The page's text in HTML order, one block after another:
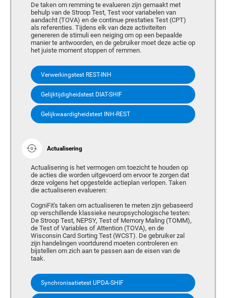
De taken om remming te evalueren zijn gemaakt met
behulp van de Stroop Test, Test voor variabelen van
aandacht (TOVA) en de continue prestaties Test (CPT)
als referenties. Tijdens elk van deze activiteiten
genereren de stimuli een neiging om op een bepaalde
manier te antwoorden, en de gebruiker moet deze actie op
het juiste moment stoppen of remmen.
Verwerkingstest REST-INH
Gelijktijdigheidstest DIAT-SHIF
Gelijkwaardigheidstest INH-REST
Actualisering
Actualisering is het vermogen om toezicht te houden op
de acties die worden uitgevoerd om ervoor te zorgen dat
deze volgens het opgestelde actieplan verlopen. Taken
die actualiseren evalueren:
CogniFit's taken om actualiseren te meten zijn gebaseerd
op verschillende klassieke neuropsychologische testen:
De Stroop Test, NEPSY, Test of Memory Maling (TOMM),
de Test of Variables of Attention (TOVA), en de
Wisconsin Card Sorting Test (WCST). De gebruiker zal
zijn handelingen voortdurend moeten controleren en
bijstellen om zich aan te passen aan de eisen van de
taak.
Synchronisatietest UPDA-SHIF